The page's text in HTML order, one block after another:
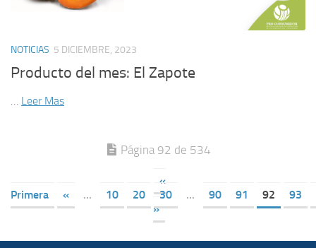
NOTICIAS 5 DICIEMBRE, 2023
Producto del mes: El Zapote
… Leer Mas
Página 92 de 534
«
Primera
« ... 10 20 30 ... 90 91 92
93
»